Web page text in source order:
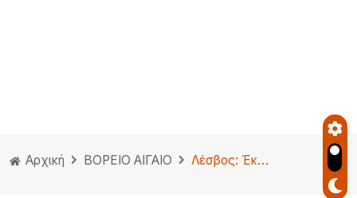
Αρχική ΒΟΡΕΙΟ ΑΙΓΑΙΟ Λέσβος: Έκαψαν το αυτοκίνητο πολίτη που κατήγγειλε κακοποιήσεις ζώων